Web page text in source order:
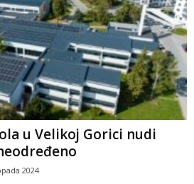
u Velikoj Gorici nudi
2024